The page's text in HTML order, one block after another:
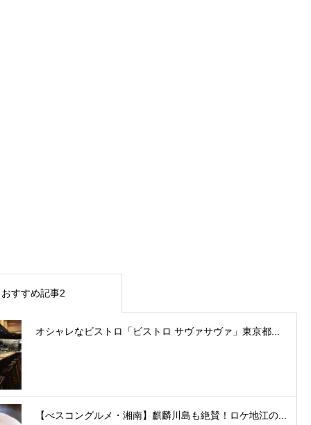
おすすめ記事2
オシャレなビストロ「ビストロ サヴァサヴァ」東京都...
【べスコングルメ・湘南】麒麟川島も絶賛！ロケ地江の...